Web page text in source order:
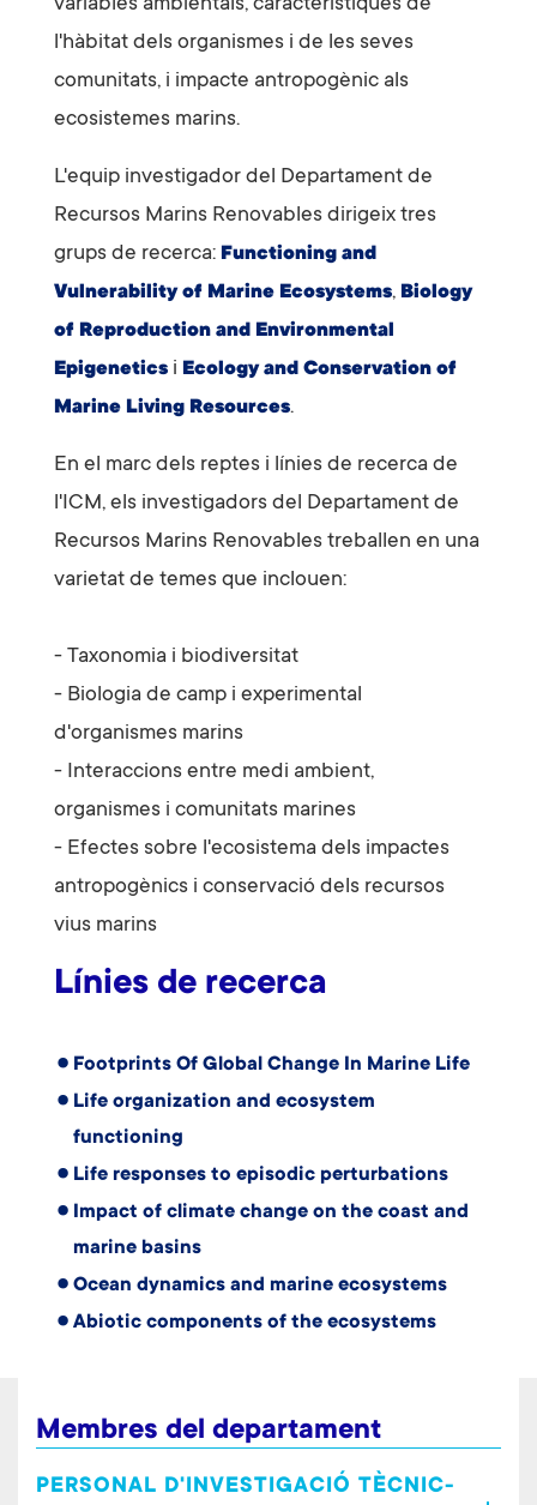
variables ambientals, característiques de
l'hàbitat dels organismes i de les seves
comunitats, i impacte antropogènic als
ecosistemes marins.
L'equip investigador del Departament de
Recursos Marins Renovables dirigeix tres
grups de recerca: Functioning and
Vulnerability of Marine Ecosystems, Biology
of Reproduction and Environmental
Epigenetics i Ecology and Conservation of
Marine Living Resources.
En el marc dels reptes i línies de recerca de
l'ICM, els investigadors del Departament de
Recursos Marins Renovables treballen en una
varietat de temes que inclouen:
- Taxonomia i biodiversitat
- Biologia de camp i experimental
d'organismes marins
- Interaccions entre medi ambient,
organismes i comunitats marines
- Efectes sobre l'ecosistema dels impactes
antropogènics i conservació dels recursos
vius marins
Línies de recerca
Footprints Of Global Change In Marine Life
Life organization and ecosystem
functioning
Life responses to episodic perturbations
Impact of climate change on the coast and
marine basins
Ocean dynamics and marine ecosystems
Abiotic components of the ecosystems
Membres del departament
PERSONAL D'INVESTIGACIÓ TÈCNIC-